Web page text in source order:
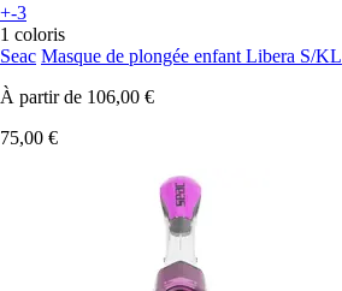
+-3
1 coloris
Seac Masque de plongée enfant Libera S/KL
À partir de 106,00 €
75,00 €